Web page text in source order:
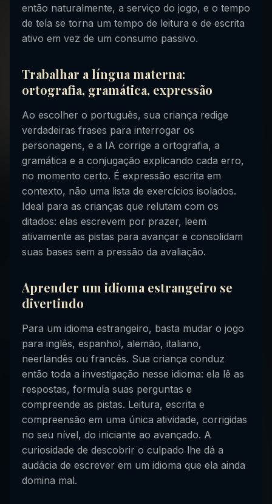
então naturalmente, a serviço do jogo, e o tempo
de tela se torna um tempo de leitura e de escrita
ativo em vez de um consumo passivo.
Trabalhar a língua materna:
ortografia, gramática, expressão
Ao escolher o português, sua criança redige
verdadeiras frases para interrogar os
personagens, e a IA corrige a ortografia, a
gramática e a conjugação explicando cada erro,
no momento certo. É expressão escrita em
contexto, não uma lista de exercícios isolados.
Ideal para as crianças que relutam com os
ditados: elas escrevem por prazer, leem
ativamente as pistas para avançar e consolidam
suas bases sem a pressão da avaliação.
Aprender um idioma estrangeiro se
divertindo
Para um idioma estrangeiro, basta mudar o jogo
para inglês, espanhol, alemão, italiano,
neerlandês ou francês. Sua criança conduz
então toda a investigação nesse idioma: ela lê as
respostas, formula suas perguntas e
compreende as pistas. Leitura, escrita e
compreensão em uma única atividade, corrigidas
no seu nível, do iniciante ao avançado. A
curiosidade de descobrir o culpado lhe dá a
audácia de escrever em um idioma que ela ainda
domina mal.